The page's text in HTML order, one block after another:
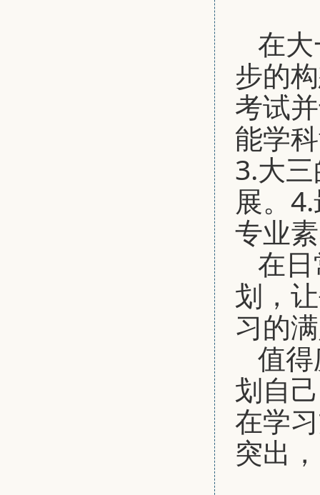
在
步的
考试
能学
3.大
展。
专业
在
划，
习的
值
划自
在学
突出